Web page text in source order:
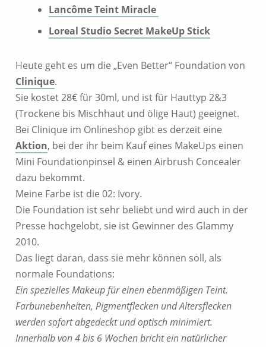
Lancôme Teint Miracle
Loreal Studio Secret MakeUp Stick
Heute geht es um die „Even Better“ Foundation von
Clinique.
Sie kostet 28€ für 30ml, und ist für Hauttyp 2&3
(Trockene bis Mischhaut und ölige Haut) geeignet.
Bei Clinique im Onlineshop gibt es derzeit eine
Aktion, bei der ihr beim Kauf eines MakeUps einen
Mini Foundationpinsel & einen Airbrush Concealer
dazu bekommt.
Meine Farbe ist die 02: Ivory.
Die Foundation ist sehr beliebt und wird auch in der
Presse hochgelobt, sie ist Gewinner des Glammy
2010.
Das liegt daran, dass sie mehr können soll, als
normale Foundations:
Ein spezielles Makeup für einen ebenmäßigen Teint.
Farbunebenheiten, Pigmentflecken und Altersflecken
werden sofort abgedeckt und optisch minimiert.
Innerhalb von 4 bis 6 Wochen bricht ein natürlicher